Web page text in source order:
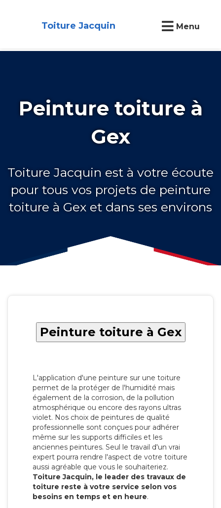
Toiture Jacquin Menu
Peinture toiture à
Gex
Toiture Jacquin est à votre écoute
pour tous vos projets de peinture
toiture à Gex et dans ses environs
Peinture toiture à Gex
L'application d'une peinture sur une toiture
permet de la protéger de l'humidité mais
également de la corrosion, de la pollution
atmosphérique ou encore des rayons ultras
violet. Nos choix de peintures de qualité
professionnelle sont conçues pour adhérer
même sur les supports difficiles et les
anciennes peintures. Seul le travail d'un vrai
expert pourra rendre l'aspect de votre toiture
aussi agréable que vous le souhaiteriez.
Toiture Jacquin, le leader des travaux de
toiture reste à votre service selon vos
besoins en temps et en heure.